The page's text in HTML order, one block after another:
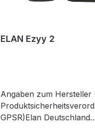
ELAN Ezyy 2
Angaben zum Hersteller
GPSR)Elan Deutschland